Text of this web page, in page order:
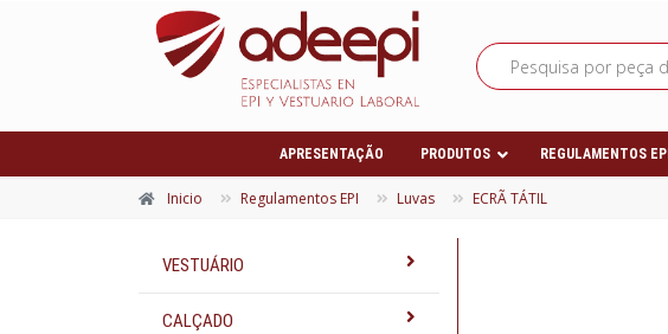
APRESENTAÇÃO PRODUTOS REGULAMENTOS EPI
Inicio Regulamentos EPI Luvas ECRÃ TÁTIL
VESTUÁRIO
CALÇADO